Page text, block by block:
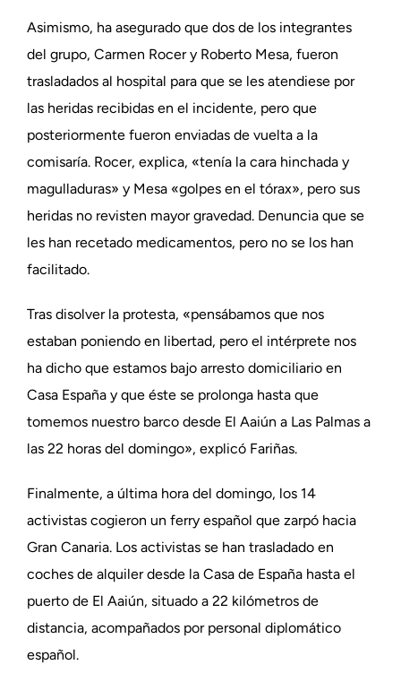
Asimismo, ha asegurado que dos de los integrantes
del grupo, Carmen Rocer y Roberto Mesa, fueron
trasladados al hospital para que se les atendiese por
las heridas recibidas en el incidente, pero que
posteriormente fueron enviadas de vuelta a la
comisaría. Rocer, explica, «tenía la cara hinchada y
magulladuras» y Mesa «golpes en el tórax», pero sus
heridas no revisten mayor gravedad. Denuncia que se
les han recetado medicamentos, pero no se los han
facilitado.
Tras disolver la protesta, «pensábamos que nos
estaban poniendo en libertad, pero el intérprete nos
ha dicho que estamos bajo arresto domiciliario en
Casa España y que éste se prolonga hasta que
tomemos nuestro barco desde El Aaiún a Las Palmas a
las 22 horas del domingo», explicó Fariñas.
Finalmente, a última hora del domingo, los 14
activistas cogieron un ferry español que zarpó hacia
Gran Canaria. Los activistas se han trasladado en
coches de alquiler desde la Casa de España hasta el
puerto de El Aaiún, situado a 22 kilómetros de
distancia, acompañados por personal diplomático
español.